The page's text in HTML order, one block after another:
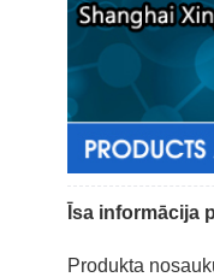
Īsa informācija
Produkta